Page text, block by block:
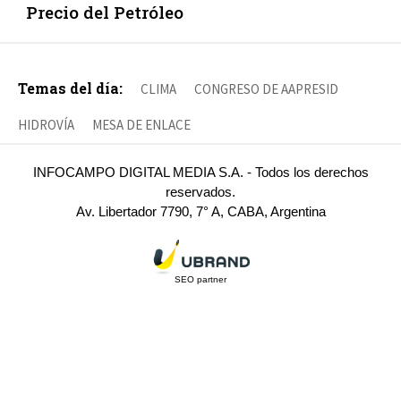
Precio del Petróleo
Temas del día: CLIMA CONGRESO DE AAPRESID
HIDROVÍA MESA DE ENLACE
INFOCAMPO DIGITAL MEDIA S.A. - Todos los derechos
reservados.
Av. Libertador 7790, 7° A, CABA, Argentina
SEO partner